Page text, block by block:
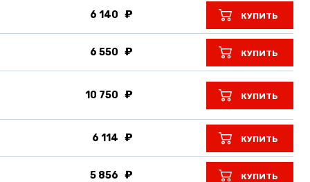
6 140 КУПИТЬ
6 550 КУПИТЬ
10 750 КУПИТЬ
6 114 КУПИТЬ
5 856 КУПИТЬ